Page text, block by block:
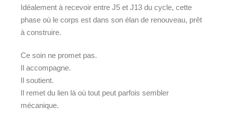
Idéalement à recevoir entre J5 et J13 du cycle, cette
phase où le corps est dans son élan de renouveau, prêt
à construire.
Ce soin ne promet pas.
Il accompagne.
Il soutient.
Il remet du lien là où tout peut parfois sembler
mécanique.